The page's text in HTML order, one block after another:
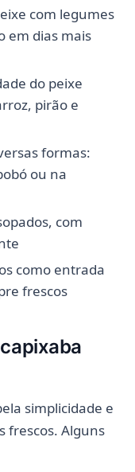
com legumes
em dias mais
do peixe
pirão e
formas:
ou na
com
como entrada
frescos
simplicidade e
frescos. Alguns